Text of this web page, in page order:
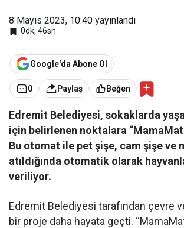
8 Mayıs 2023, 10:40 yayınlandı
0dk, 46sn
Google'da Abone Ol
0 Paylaş Beğen
Edremit Belediyesi, sokaklarda
için belirlenen noktalara
Bu otomat ile pet şişe, cam şişe ve
atıldığında otomatik olarak
veriliyor.
Edremit Belediyesi tarafından çevre
bir proje daha hayata geçti.